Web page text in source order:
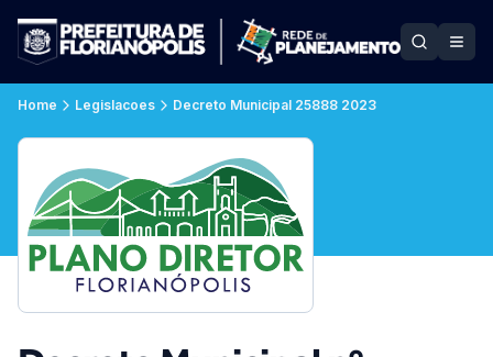
Home Legislacoes Decreto Municipal 25888 2023